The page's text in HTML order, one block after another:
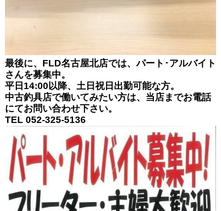
最後に、FLD名古屋北店では、パート･アルバイト
さんを募集中。
平日14:00以降、土日祝日出勤可能な方。
中古釣具店で働いてみたい方は、当店までお電話
にてお問い合わせ下さい。
TEL 052-325-5136